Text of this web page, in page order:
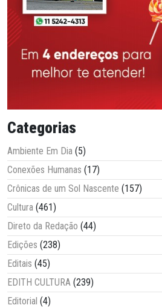
Categorias
Ambiente Em Dia (5)
Conexões Humanas (17)
Crônicas de um Sol Nascente (157)
Cultura (461)
Direto da Redação (44)
Edições (238)
Editais (45)
EDITH CULTURA (239)
Editorial (4)